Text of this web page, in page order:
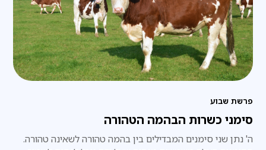
פרשת שבוע
סימני כשרות הבהמה הטהורה
ה' נתן שני סימנים המבדילים בין בהמה טהורה לשאינה טהורה.